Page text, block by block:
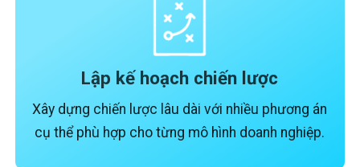
Lập kế hoạch chiến lược
Xây dựng chiến lược lâu dài với nhiều phương án
cụ thể phù hợp cho từng mô hình doanh nghiệp.